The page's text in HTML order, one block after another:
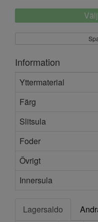
Information
Yttermaterial
Färg
Slitsula
Foder
Övrigt
Innersula
Lagersaldo